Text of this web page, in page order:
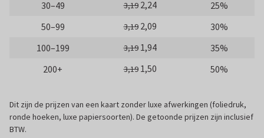
30–49
3,19 2,24
25%
50–99
3,19 2,09
30%
100–199
3,19 1,94
35%
200+
3,19 1,50 50%
Dit zijn de prijzen van een kaart zonder luxe afwerkingen (foliedruk,
ronde hoeken, luxe papiersoorten). De getoonde prijzen zijn inclusief
BTW.